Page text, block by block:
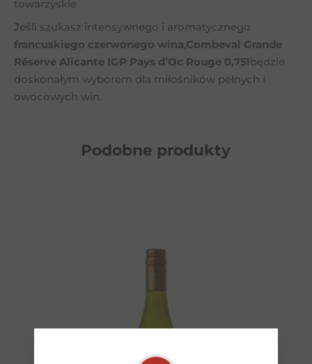
towarzyskie
Jeśli szukasz intensywnego i aromatycznego
francuskiego czerwonego wina,Combeval Grande
Réserve Alicante IGP Pays d’Oc Rouge 0,75l będzie
doskonałym wyborem dla miłośników pełnych i
owocowych win.
Podobne produkty